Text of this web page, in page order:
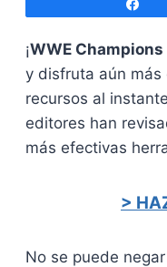
¡WWE Champions
y disfruta aún más
recursos al
editores han
más efectivas
>
No se puede